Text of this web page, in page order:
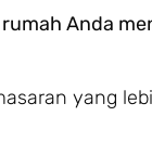
Anda
yang